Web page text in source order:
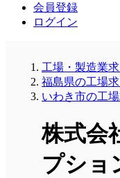
会員登録
ログイン
工場・製造業求
福島県の工場求
いわき市の工場
株式会
プショ